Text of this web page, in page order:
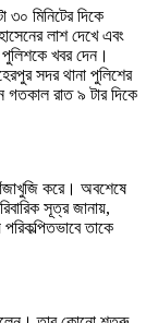
মিনিটের দিকে
লাশ দেখে এবং
পুলিশকে খবর দেন।
সদর থানা পুলিশের
গতকাল রাত ৯ টার দিকে
করে। অবশেষে
সূত্র জানায়,
তাকে